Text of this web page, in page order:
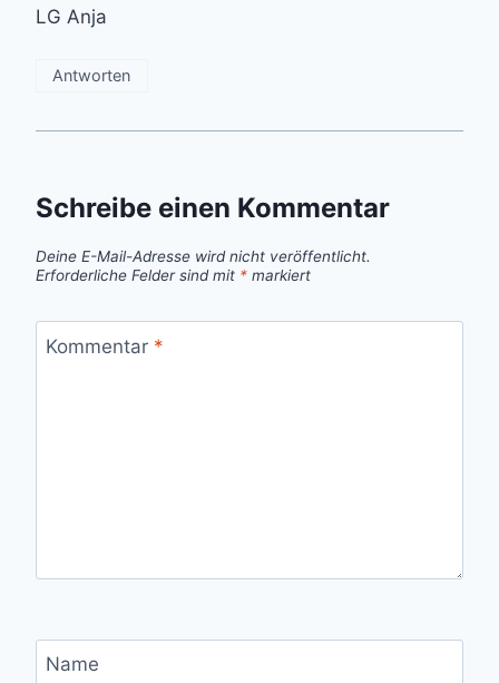
LG Anja
Antworten
Schreibe einen Kommentar
Deine E-Mail-Adresse wird nicht veröffentlicht.
Erforderliche Felder sind mit * markiert
Kommentar *
Name